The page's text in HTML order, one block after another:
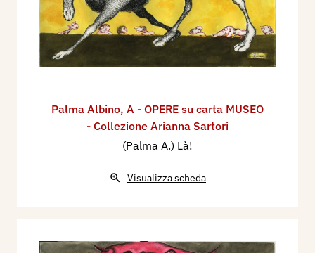
Palma Albino, A - OPERE su carta MUSEO
- Collezione Arianna Sartori
(Palma A.) Là!
Visualizza scheda